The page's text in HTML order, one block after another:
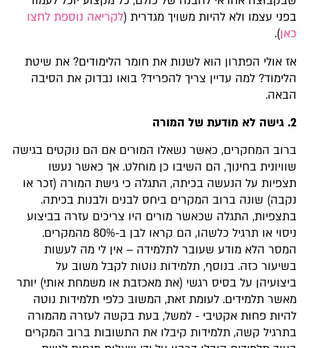
בפני עצמו ולא להיות משויך מגדרית (לקריאה נוספת לחצו
כאן).
אז אולי הפתרון הוא לשנות את חומר הלימודים? את שיטת
הלימוד? למה עדיין צריך להפריד? בואו נבדוק את הסיבה
הבאה.
2. גישה לא מודעת של המורה
ברוב המחקרים, כאשר נשאלו המורים אם הם נוקטים בגישה
שוויונית בחינוך, הם השיבו כן מוחלט. אך כאשר נעשו
תצפיות על הנעשה בכיתה, התגלה כי גישת המורה (זכר או
נקבה) שונה ברוב המקרים ביחס לבנים ולבנות בכיתה.
בתצפיות, התגלה שכאשר מורים היו צריכים עזרה בביצוע
ניסוי או תרגיל כלשהו, הם קראו לבן ב-80% מהמקרים.
המסר הלא מודע שעובר לתלמידה – אין לי מה לעשות
בשיעור כזה. בנוסף, תלמידות נוטות לקבל משוב על
ביצועיהן על בסיס רגשי (את מאכזבת או משמחת אותי) יותר
מאשר תלמידים. לעומת זאת, המשוב כלפי תלמידות נוטה
להיות פחות אקטיבי - למשל, בעת בקשה לעזרה מהמורה
בתרגיל קשה, תלמידות קיבלו את התשובות ברוב המקרים